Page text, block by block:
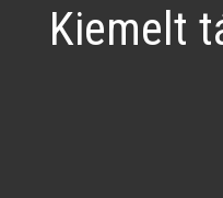
Kiemelt